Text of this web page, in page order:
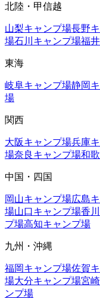
北陸・甲信越
山梨キャンプ場長野
場石川 キャンプ場福井
東海
岐阜キャンプ場静岡
場
関西
大阪キャンプ場兵庫
場奈良 キャンプ場和
中国・四国
岡山キャンプ場広島
場山口キャンプ場香川
プ場高知キャンプ場
九州・沖縄
福岡キャンプ場佐賀
場大分キャンプ場宮崎
ンプ場